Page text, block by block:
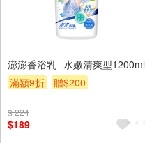
澎澎香浴乳--水嫩清爽型1200ml
滿額9折
贈$200
$ 224
$189